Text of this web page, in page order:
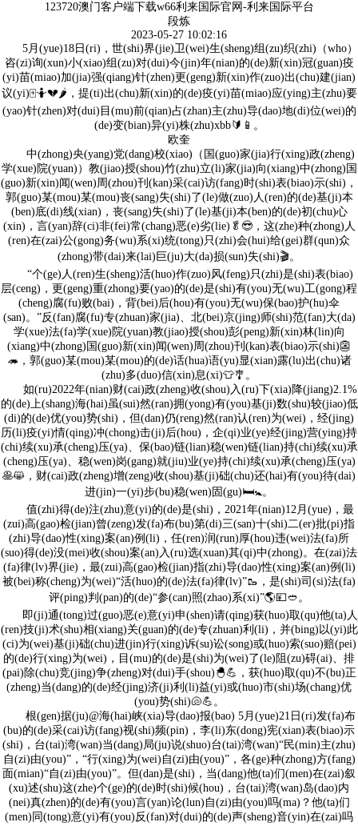
123720澳门客户端下载w66利来国际官网-利来国际平台
段炼
2023-05-27 10:02:16
5月(yue)18日(ri)，世(shi)界(jie)卫(wei)生(sheng)组(zu)织(zhi)（who）
咨(zi)询(xun)小(xiao)组(zu)对(dui)今(jin)年(nian)的(de)新(xin)冠(guan)疫
(yi)苗(miao)加(jia)强(qiang)针(zhen)更(geng)新(xin)作(zuo)出(chu)建(jian)
议(yi)🀄🤷💔🌶，提(ti)出(chu)新(xin)的(de)疫(yi)苗(miao)应(ying)主(zhu)要
(yao)针(zhen)对(dui)目(mu)前(qian)占(zhan)主(zhu)导(dao)地(di)位(wei)的
(de)变(bian)异(yi)株(zhu)xbb🔰📱。
欧奎
中(zhong)央(yang)党(dang)校(xiao)（国(guo)家(jia)行(xing)政(zheng)
学(xue)院(yuan)）教(jiao)授(shou)竹(zhu)立(li)家(jia)向(xiang)中(zhong)国
(guo)新(xin)闻(wen)周(zhou)刊(kan)采(cai)访(fang)时(shi)表(biao)示(shi)，
郭(guo)某(mou)某(mou)丧(sang)失(shi)了(le)做(zuo)人(ren)的(de)基(ji)本
(ben)底(di)线(xian)，丧(sang)失(shi)了(le)基(ji)本(ben)的(de)初(chu)心
(xin)，言(yan)辞(ci)非(fei)常(chang)恶(e)劣(lie)🥬😎，这(zhe)种(zhong)人
(ren)在(zai)公(gong)务(wu)系(xi)统(tong)只(zhi)会(hui)给(gei)群(qun)众
(zhong)带(dai)来(lai)巨(ju)大(da)损(sun)失(shi)🎬。
“个(ge)人(ren)生(sheng)活(huo)作(zuo)风(feng)只(zhi)是(shi)表(biao)
层(ceng)，更(geng)重(zhong)要(yao)的(de)是(shi)有(you)无(wu)工(gong)程
(cheng)腐(fu)败(bai)，背(bei)后(hou)有(you)无(wu)保(bao)护(hu)伞
(san)。”反(fan)腐(fu)专(zhuan)家(jia)、北(bei)京(jing)师(shi)范(fan)大(da)
学(xue)法(fa)学(xue)院(yuan)教(jiao)授(shou)彭(peng)新(xin)林(lin)向
(xiang)中(zhong)国(guo)新(xin)闻(wen)周(zhou)刊(kan)表(biao)示(shi)👺
🦔，郭(guo)某(mou)某(mou)的(de)话(hua)语(yu)显(xian)露(lu)出(chu)诸
(zhu)多(duo)信(xin)息(xi)👕🎐。
如(ru)2022年(nian)财(cai)政(zheng)收(shou)入(ru)下(xia)降(jiang)2.1%
的(de)上(shang)海(hai)虽(sui)然(ran)拥(yong)有(you)基(ji)数(shu)较(jiao)低
(di)的(de)优(you)势(shi)，但(dan)仍(reng)然(ran)认(ren)为(wei)，经(jing)
历(li)疫(yi)情(qing)冲(chong)击(ji)后(hou)，企(qi)业(ye)经(jing)营(ying)持
(chi)续(xu)承(cheng)压(ya)、保(bao)链(lian)稳(wen)链(lian)持(chi)续(xu)承
(cheng)压(ya)、稳(wen)岗(gang)就(jiu)业(ye)持(chi)续(xu)承(cheng)压(ya)
🥞😸，财(cai)政(zheng)增(zeng)收(shou)基(ji)础(chu)还(hai)有(you)待(dai)
进(jin)一(yi)步(bu)稳(wen)固(gu)🛏🚼。
值(zhi)得(de)注(zhu)意(yi)的(de)是(shi)，2021年(nian)12月(yue)，最
(zui)高(gao)检(jian)曾(zeng)发(fa)布(bu)第(di)三(san)十(shi)二(er)批(pi)指
(zhi)导(dao)性(xing)案(an)例(li)，任(ren)润(run)厚(hou)违(wei)法(fa)所
(suo)得(de)没(mei)收(shou)案(an)入(ru)选(xuan)其(qi)中(zhong)。在(zai)法
(fa)律(lv)界(jie)，最(zui)高(gao)检(jian)指(zhi)导(dao)性(xing)案(an)例(li)
被(bei)称(cheng)为(wei)“活(huo)的(de)法(fa)律(lv)”🥾，是(shi)司(si)法(fa)
评(ping)判(pan)的(de)“参(can)照(zhao)系(xi)”🌎💴🥙。
即(ji)通(tong)过(guo)恶(e)意(yi)申(shen)请(qing)获(huo)取(qu)他(ta)人
(ren)技(ji)术(shu)相(xiang)关(guan)的(de)专(zhuan)利(li)，并(bing)以(yi)此
(ci)为(wei)基(ji)础(chu)进(jin)行(xing)诉(su)讼(song)或(huo)索(suo)赔(pei)
的(de)行(xing)为(wei)，目(mu)的(de)是(shi)为(wei)了(le)阻(zu)碍(ai)、排
(pai)除(chu)竞(jing)争(zheng)对(dui)手(shou)🐣💪，获(huo)取(qu)不(bu)正
(zheng)当(dang)的(de)经(jing)济(ji)利(li)益(yi)或(huo)市(shi)场(chang)优
(you)势(shi)🐚💪。
根(gen)据(ju)@海(hai)峡(xia)导(dao)报(bao) 5月(yue)21日(ri)发(fa)布
(bu)的(de)采(cai)访(fang)视(shi)频(pin)，李(li)东(dong)宪(xian)表(biao)示
(shi)，台(tai)湾(wan)当(dang)局(ju)说(shuo)台(tai)湾(wan)“民(min)主(zhu)
自(zi)由(you)”，“行(xing)为(wei)自(zi)由(you)”，各(ge)种(zhong)方(fang)
面(mian)“自(zi)由(you)”。但(dan)是(shi)，当(dang)他(ta)们(men)在(zai)叙
(xu)述(shu)这(zhe)个(ge)的(de)时(shi)候(hou)，台(tai)湾(wan)岛(dao)内
(nei)真(zhen)的(de)有(you)言(yan)论(lun)自(zi)由(you)吗(ma)？他(ta)们
(men)同(tong)意(yi)有(you)反(fan)对(dui)的(de)声(sheng)音(yin)在(zai)吗